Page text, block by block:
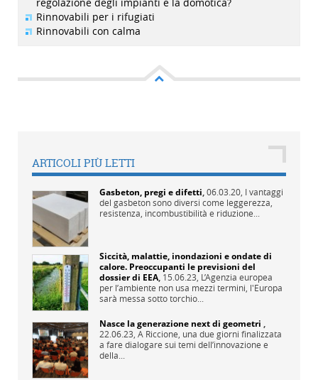
Rinnovabili per i rifugiati
Rinnovabili con calma
ARTICOLI PIÙ LETTI
Gasbeton, pregi e difetti,06.03.20, I vantaggi
del gasbeton sono diversi come leggerezza,
resistenza, incombustibilità e riduzione...
Siccità, malattie, inondazioni e ondate di
calore. Preoccupanti le previsioni del
dossier di EEA, 15.06.23, L’Agenzia europea
per l’ambiente non usa mezzi termini, l'Europa
sarà messa sotto torchio...
Nasce la generazione next di geometri ,
22.06.23, A Riccione, una due giorni finalizzata
a fare dialogare sui temi dell’innovazione e
della...